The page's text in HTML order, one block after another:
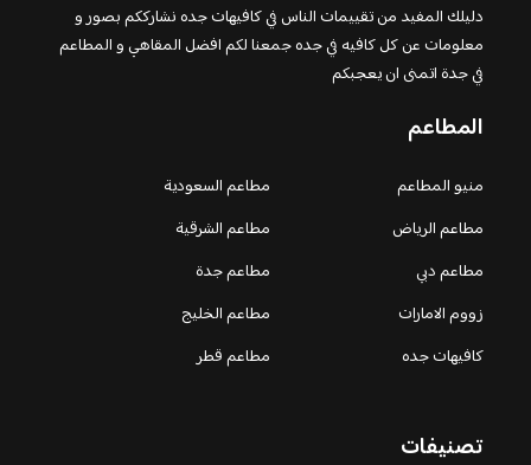
دليلك المفيد من تقييمات الناس في كافيهات جده نشارككم بصور و
معلومات عن كل كافيه في جده جمعنا لكم افضل المقاهي و المطاعم
في جدة اتمنى ان يعجبكم
المطاعم
منيو المطاعم
مطاعم السعودية
مطاعم الرياض
مطاعم الشرقية
مطاعم دبي
مطاعم جدة
زووم الامارات
مطاعم الخليج
كافيهات جده
مطاعم قطر
تصنيفات